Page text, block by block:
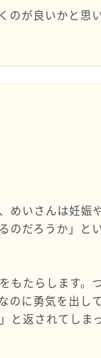
のが良いかと思
めいさんは妊娠
のだろうか」と
もたらします。
のに勇気を出し
と返されてしま